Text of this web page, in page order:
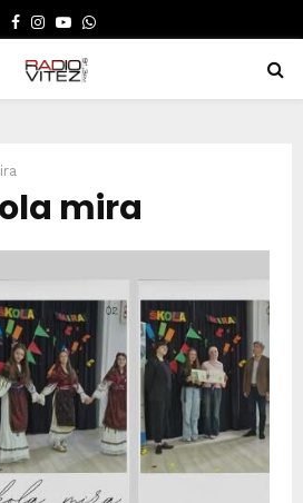
FACEBOOK
INSTAGRAM
YOUTUBE
WHATSAPP
mira